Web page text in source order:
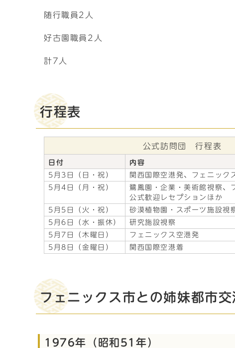
随行職員2人
好古園職員2人
計7人
行程表
公式訪問団 行程表
日付
内容
5月3日（日・祝）
関西国際空港発、フェニック
5月4日（月・祝）
鷺鳳園・企業・美術館視察、
公式歓迎レセプションほか
5月5日（火・祝）
砂漠植物園・スポーツ施設視
5月6日（水・振休）
研究施設視察
5月7日（木曜日）
フェニックス空港発
5月8日（金曜日）
関西国際空港着
フェニックス市との姉妹都市
1976年（昭和51年）